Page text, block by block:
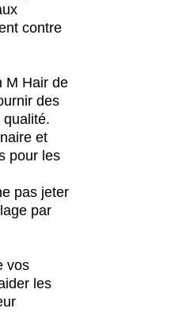
contre
M Hair de
des
et
pour les
pas jeter
par
vos
les